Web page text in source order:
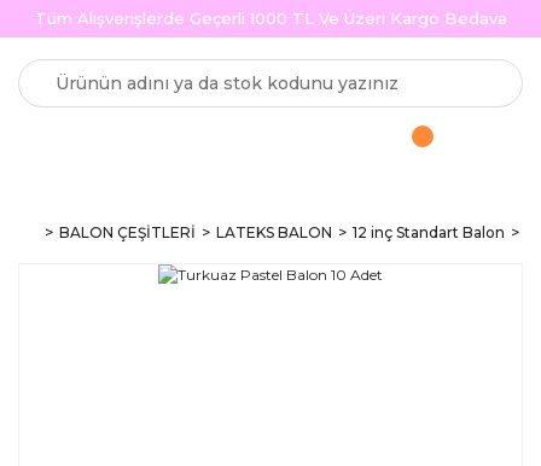
Tüm Alışverişlerde Geçerli 1000 TL Ve Üzeri Kargo Bedava
BALON ÇEŞİTLERİ LATEKS BALON 12 inç Standart Balon